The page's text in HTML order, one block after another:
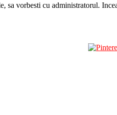
vorbesti cu administratorul.